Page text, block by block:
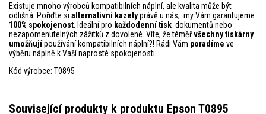
Existuje mnoho výrobců kompatibilních náplní, ale kvalita může být
odlišná. Pořiďte si alternativní kazetyprávě u nás, my Vám garantujeme
100% spokojenost . Ideální pro každodenní tisk dokumentů nebo
nezapomenutelných zážitků z dovolené. Víte, že téměřvšechny tiskárny
umožňujípoužívání kompatibilních náplní?! Rádi Vám poradíme ve
výběru náplně k Vaší naprosté spokojenosti.
Kód výrobce: T0895
Související produkty k produktu Epson T0895